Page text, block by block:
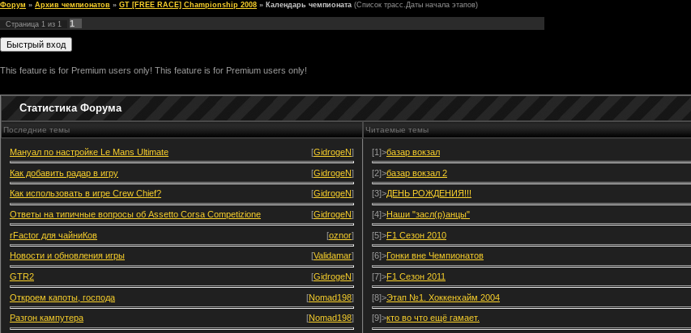
Форум » Архив чемпионатов » GT [FREE RACE] Championship 2008 » Календарь чемпионата (Список трасс.Даты начала этапов)
Страница 1 из 1
1
This feature is for Premium users only! This feature is for Premium users only!
Статистика Форума
Последние темы Читаемые темы
Мануал по настройке Le Mans Ultimate [GidrogeN]
Как добавить радар в игру [GidrogeN]
Как использовать в игре Crew Chief? [GidrogeN]
Ответы на типичные вопросы об Assetto Corsa Competizione [GidrogeN]
rFactor для чайниКов [oznor]
Новости и обновления игры [Validamar]
GTR2 [GidrogeN]
Откроем капоты, господа [Nomad198]
Разгон кампутера [Nomad198]
[1]>базар вокзал
[2]>базар вокзал 2
[3]>ДЕНЬ РОЖДЕНИЯ!!!
[4]>Наши "засл(р)анцы"
[5]>F1 Сезон 2010
[6]>Гонки вне Чемпионатов
[7]>F1 Сезон 2011
[8]>Этап №1. Хоккенхайм 2004
[9]>кто во что ещё гамает.